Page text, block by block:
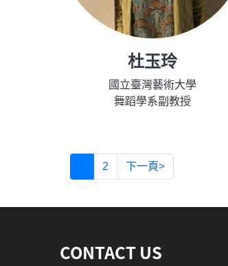
杜玉玲
國立臺灣藝術大學
舞蹈學系副教授
1 2 下一頁>
CONTACT US